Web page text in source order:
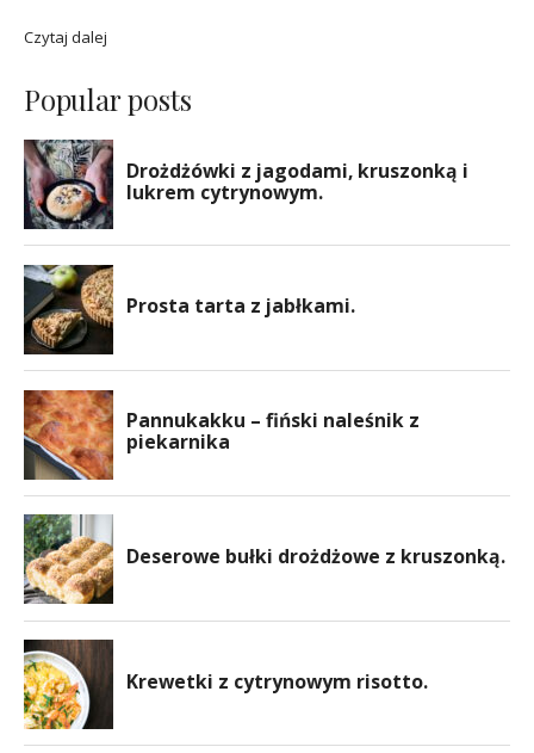
Czytaj dalej
Popular posts